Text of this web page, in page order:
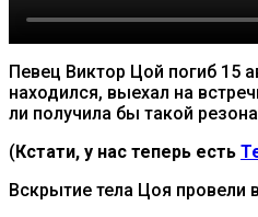
Певец Виктор Цой погиб 15
находился, выехал на
ли получила бы такой
( Кстати, у нас теперь есть
Вскрытие тела Цоя провели